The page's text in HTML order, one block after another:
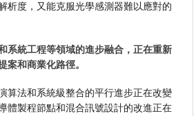
析度，又能克服光學感測器難以應對的
系統工程等領域的進步融合，正在重新
案和商業化路徑。
算法和系統級整合的平行進步正在改變
體製程節點和混合訊號設計的改進正在